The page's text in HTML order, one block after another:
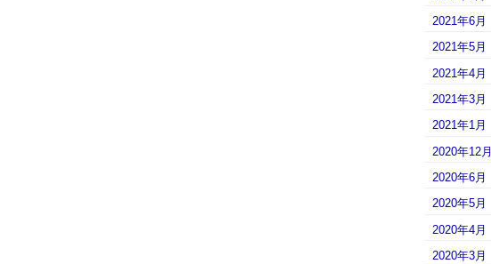
2021年6月
2021年5月
2021年4月
2021年3月
2021年1月
2020年12月
2020年6月
2020年5月
2020年4月
2020年3月